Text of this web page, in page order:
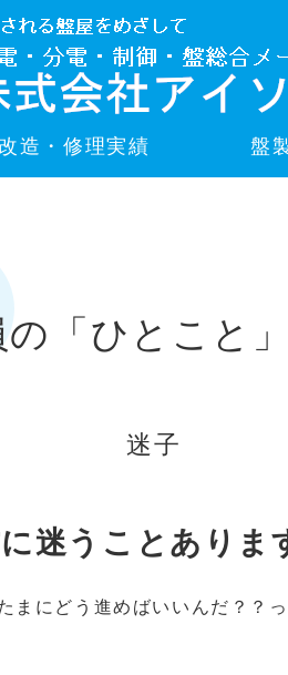
造・修理実績 盤
「ひとこと
迷子
迷うことありま
まにどう進めばいいんだ？？